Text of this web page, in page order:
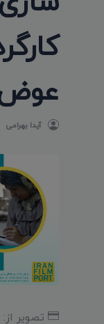
عوض
آیدا بهرامی
تصویر از: iranfilmport.com